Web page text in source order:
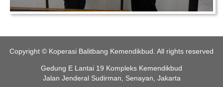
Copyright © Koperasi Balitbang Kemendikbud. All rights reserved
Gedung E Lantai 19 Kompleks Kemendikbud
Jalan Jenderal Sudirman, Senayan, Jakarta